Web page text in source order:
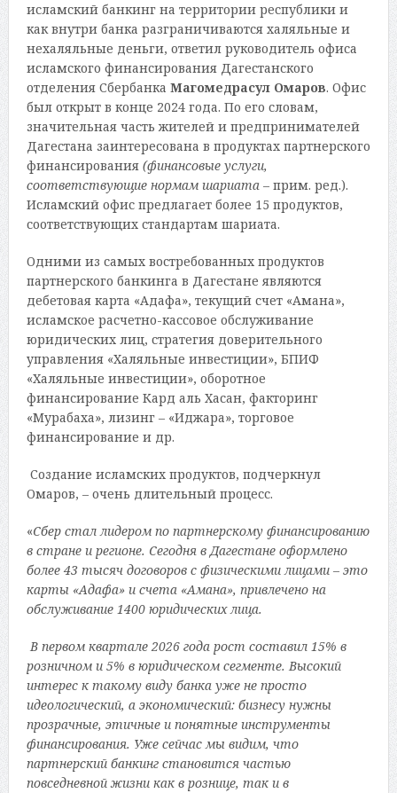
исламский банкинг на территории республики и
как внутри банка разграничиваются халяльные и
нехаляльные деньги, ответил руководитель офиса
исламского финансирования Дагестанского
отделения Сбербанка Магомедрасул Омаров. Офис
был открыт в конце 2024 года. По его словам,
значительная часть жителей и предпринимателей
Дагестана заинтересована в продуктах партнерского
финансирования (финансовые услуги,
соответствующие нормам шариата– прим. ред.).
Исламский офис предлагает более 15 продуктов,
соответствующих стандартам шариата.
Одними из самых востребованных продуктов
партнерского банкинга в Дагестане являются
дебетовая карта «Адафа», текущий счет «Амана»,
исламское расчетно-кассовое обслуживание
юридических лиц, стратегия доверительного
управления «Халяльные инвестиции», БПИФ
«Халяльные инвестиции», оборотное
финансирование Кард аль Хасан, факторинг
«Мурабаха», лизинг – «Иджара», торговое
финансирование и др.
Создание исламских продуктов, подчеркнул
Омаров, – очень длительный процесс.
«Сбер стал лидером по партнерскому финансированию
в стране и регионе. Сегодня в Дагестане оформлено
более 43 тысяч договоров с физическими лицами – это
карты «Адафа» и счета «Амана», привлечено на
обслуживание 1400 юридических лица.
В первом квартале 2026 года рост составил 15% в
розничном и 5% в юридическом сегменте. Высокий
интерес к такому виду банка уже не просто
идеологический, а экономический: бизнесу нужны
прозрачные, этичные и понятные инструменты
финансирования. Уже сейчас мы видим, что
партнерский банкинг становится частью
повседневной жизни как в рознице, так и в